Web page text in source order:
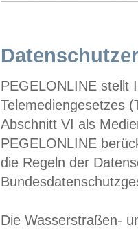
PEGELONLINE stellt
Telemediengesetzes
Abschnitt VI als
PEGELONLINE
die Regeln der
Die Wasserstraßen-